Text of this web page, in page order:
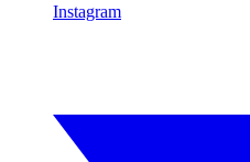
Instagram